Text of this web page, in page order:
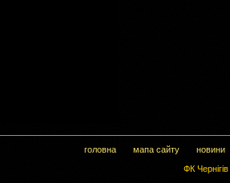
головна мапа сайту новини
ФК Чернігів